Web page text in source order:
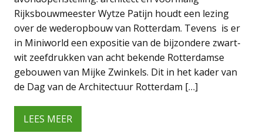
Rijksbouwmeester Wytze Patijn houdt een lezing
over de wederopbouw van Rotterdam. Tevens is er
in Miniworld een expositie van de bijzondere zwart-
wit zeefdrukken van acht bekende Rotterdamse
gebouwen van Mijke Zwinkels. Dit in het kader van
de Dag van de Architectuur Rotterdam […]
LEES MEER